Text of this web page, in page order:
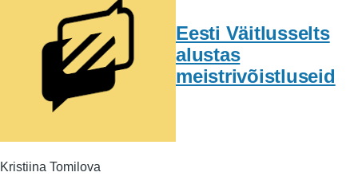
Eesti Väitlusselts
alustas
meistrivõistluseid
Kristiina Tomilova